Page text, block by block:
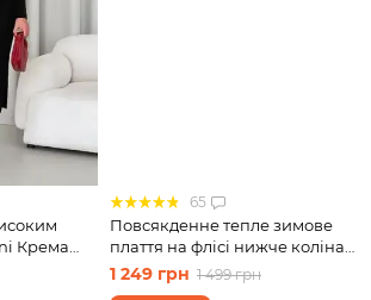
Крема
65
Повсякденне тепле зимове
плаття на флісі нижче коліна
бежевий Merlini Валанс
700001026, розмір 42-44 (S-M)
1 249 грн 1 499 грн